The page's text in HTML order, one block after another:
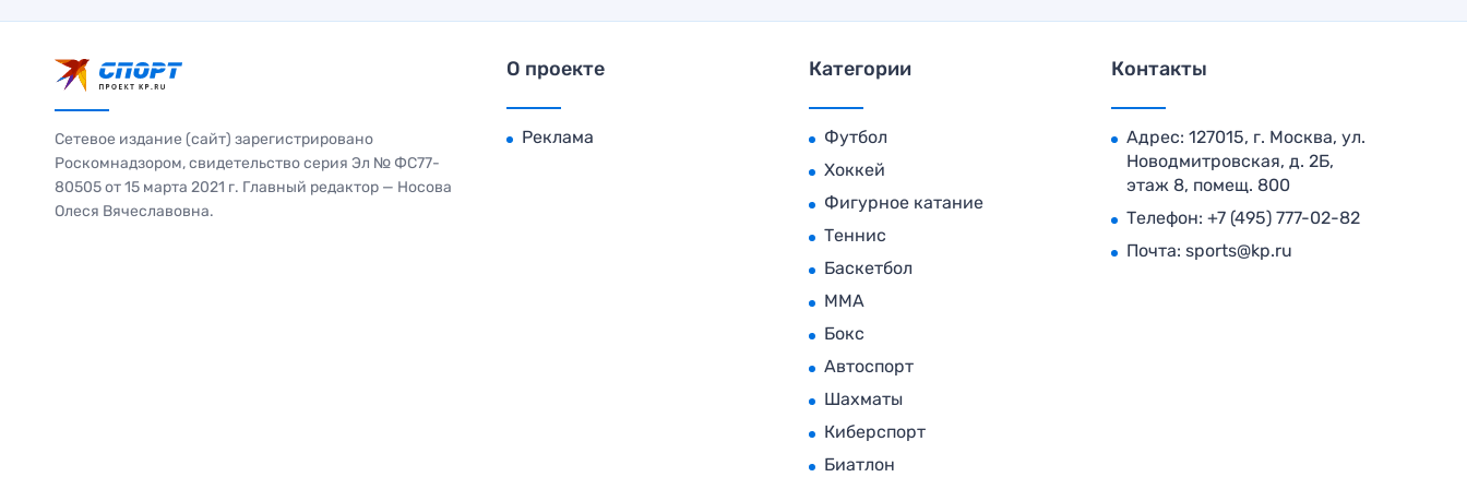
Сетевое издание (сайт) зарегистрировано
Роскомнадзором, свидетельство серия Эл № ФС77-
80505 от 15 марта 2021 г. Главный редактор — Носова
Олеся Вячеславовна.
О проекте
Реклама
Категории
Футбол
Хоккей
Фигурное катание
Теннис
Баскетбол
MMA
Бокс
Автоспорт
Шахматы
Киберспорт
Биатлон
Контакты
Адрес: 127015, г. Москва, ул.
Новодмитровская, д. 2Б,
этаж 8, помещ. 800
Телефон: +7 (495) 777-02-82
Почта: sports@kp.ru